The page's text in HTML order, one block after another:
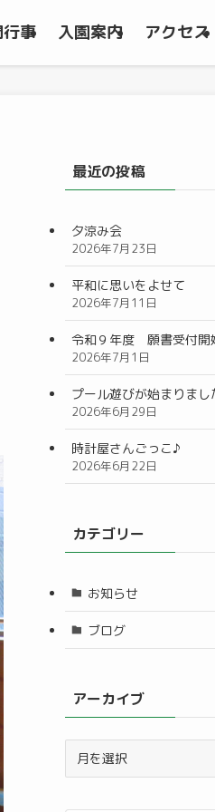
事 入園案内 アクセス
最近の投稿
夕涼み会
2026年7月23日
平和に思いをよせて
2026年7月11日
令和９年度 願書受付開
2026年7月1日
プール遊びが始まりまし
2026年6月29日
時計屋さんごっこ♪
2026年6月22日
カテゴリー
お知らせ
ブログ
アーカイブ
イ